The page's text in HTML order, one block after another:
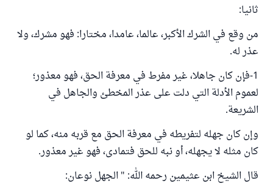
ثانيا:
من وقع في الشرك الأكبر، عالما، عامدا، مختارا: فهو مشرك، ولا
عذر له.
1-فإن كان جاهلا، غير مفرط في معرفة الحق، فهو معذور؛
لعموم الأدلة التي دلت على عذر المخطئ والجاهل في
الشريعة.
وإن كان جهله لتفريطه في معرفة الحق مع قربه منه، كما لو
كان مثله لا يجهله، أو نبه للحق فتمادى، فهو غير معذور.
قال الشيخ ابن عثيمين رحمه الله: " الجهل نوعان: